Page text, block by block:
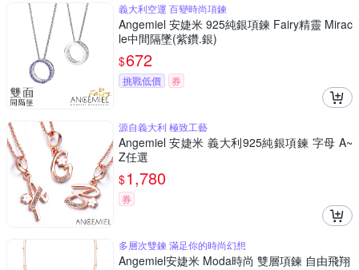
義大利空運 百變時尚項鍊
Angemiel 安婕米 925純銀項鍊 Fairy精靈 Mirac
le中間隔墜(紫鑽.銀)
$672
挑戰低價 券
源自義大利 極致工藝
Angemiel 安婕米 義大利925純銀項鍊 字母 A~
Z任選
$1,780
券
多層次雙鍊 滿足你的時尚幻想
Angemiel安婕米 Moda時尚 雙層項鍊 自由飛翔